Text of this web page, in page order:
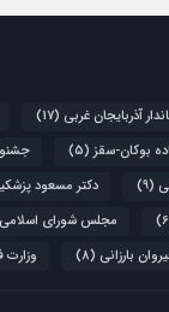
آذربایجان غربی (17)
بوکان-سقز (5)
(9) دکتر مسعود
مجلس شورای اسلامی
بارزانی (8) وزارت